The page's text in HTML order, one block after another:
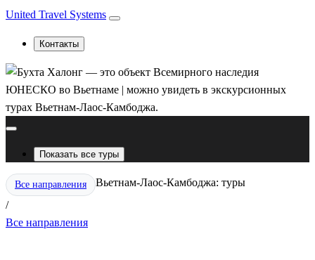
United Travel Systems
Контакты
Показать все туры
Все направления
/
Вьетнам-Лаос-Камбоджа: туры
Все направления